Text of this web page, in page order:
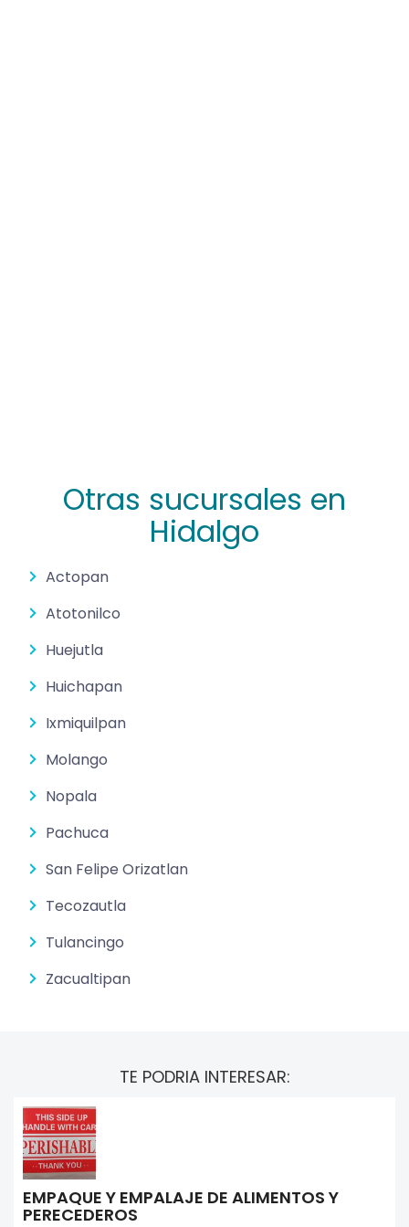
Otras sucursales en
Hidalgo
Actopan
Atotonilco
Huejutla
Huichapan
Ixmiquilpan
Molango
Nopala
Pachuca
San Felipe Orizatlan
Tecozautla
Tulancingo
Zacualtipan
TE PODRIA INTERESAR:
EMPAQUE Y EMPALAJE DE ALIMENTOS Y
PERECEDEROS